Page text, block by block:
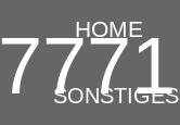
HOME
SONSTIGES